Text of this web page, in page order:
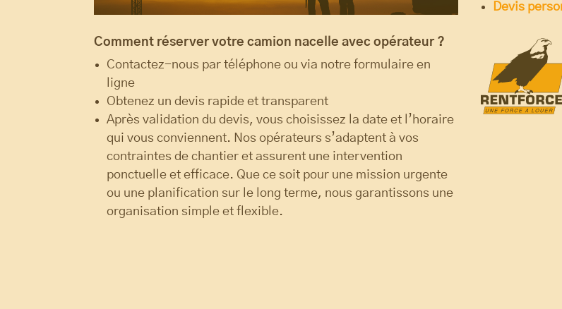
Comment réserver votre camion nacelle avec opérateur ?
Contactez-nous par téléphone ou via notre formulaire en
ligne
Obtenez un devis rapide et transparent
Après validation du devis, vous choisissez la date et l’horaire
qui vous conviennent. Nos opérateurs s’adaptent à vos
contraintes de chantier et assurent une intervention
ponctuelle et efficace. Que ce soit pour une mission urgente
ou une planification sur le long terme, nous garantissons une
organisation simple et flexible.
Devis